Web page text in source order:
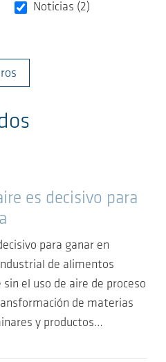
Noticias (2)
es decisivo para
para ganar en
de alimentos
el uso de aire de proceso
de materias
y productos…